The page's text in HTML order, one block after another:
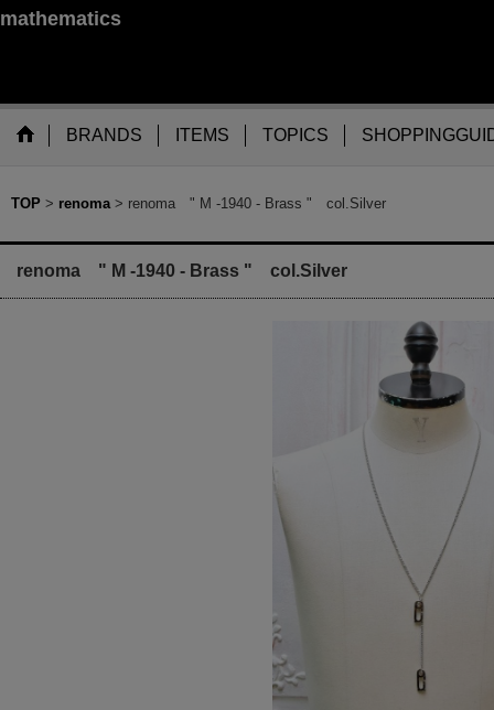
mathematics
BRANDS ITEMS TOPICS
TOP > renoma > renoma " M -1940 - Brass " col.Silver
renoma " M -1940 - Brass " col.Silver